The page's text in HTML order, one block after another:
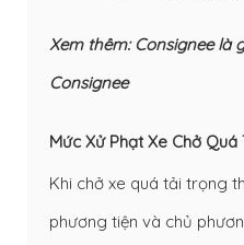
Xem thêm:Consignee là
Consignee
Mức Xử Phạt Xe Chở Quá
Khi chở xe quá tải trọng
phương tiện và chủ